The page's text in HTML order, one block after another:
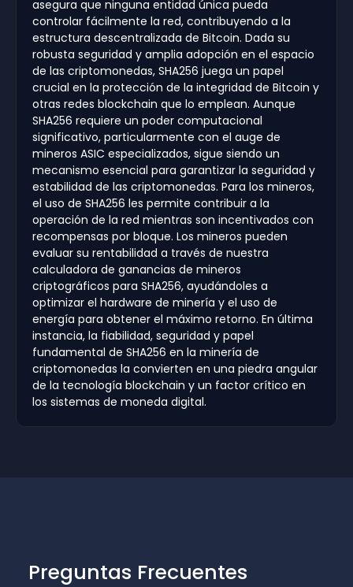
asegura que ninguna entidad única pueda
controlar fácilmente la red, contribuyendo a la
estructura descentralizada de Bitcoin. Dada su
robusta seguridad y amplia adopción en el espacio
de las criptomonedas, SHA256 juega un papel
crucial en la protección de la integridad de Bitcoin y
otras redes blockchain que lo emplean. Aunque
SHA256 requiere un poder computacional
significativo, particularmente con el auge de
mineros ASIC especializados, sigue siendo un
mecanismo esencial para garantizar la seguridad y
estabilidad de las criptomonedas. Para los mineros,
el uso de SHA256 les permite contribuir a la
operación de la red mientras son incentivados con
recompensas por bloque. Los mineros pueden
evaluar su rentabilidad a través de nuestra
calculadora de ganancias de mineros
criptográficos para SHA256, ayudándoles a
optimizar el hardware de minería y el uso de
energía para obtener el máximo retorno. En última
instancia, la fiabilidad, seguridad y papel
fundamental de SHA256 en la minería de
criptomonedas la convierten en una piedra angular
de la tecnología blockchain y un factor crítico en
los sistemas de moneda digital.
Preguntas Frecuentes